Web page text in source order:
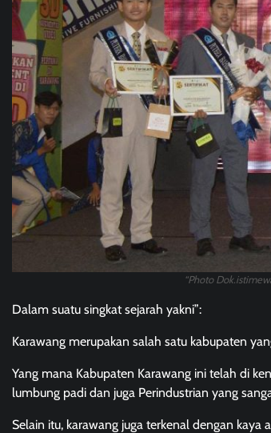
“Photo
Dalam suatu singkat sejarah yakni”:
Karawang merupakan salah satu kabupaten
Yang mana Kabupaten Karawang ini telah di
lumbung padi dan juga Perindustrian yang
Selain itu, karawang juga terkenal dengan kaya